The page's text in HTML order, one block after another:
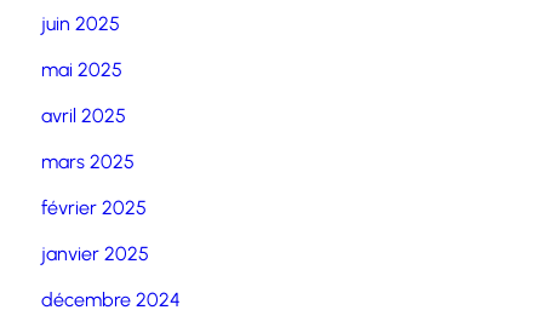
juin 2025
mai 2025
avril 2025
mars 2025
février 2025
janvier 2025
décembre 2024